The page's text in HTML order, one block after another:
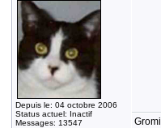
Depuis le: 04 octobre 2006
Status actuel: Inactif
Messages: 13547